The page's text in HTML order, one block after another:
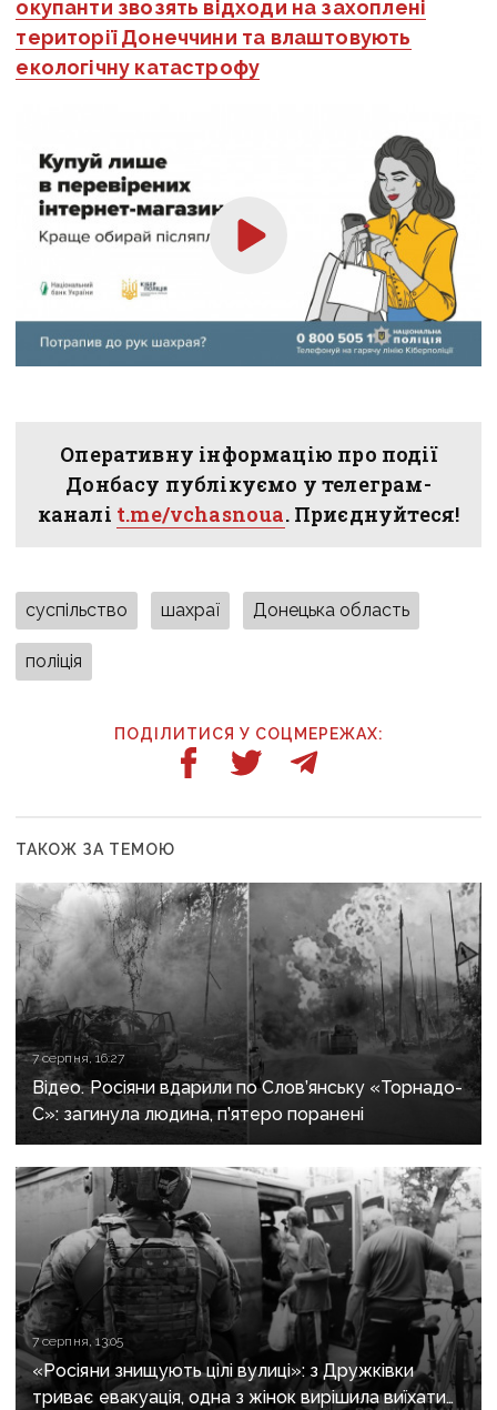
окупанти звозять відходи на захоплені
території Донеччини та влаштовують
екологічну катастрофу
Оперативну інформацію про події
Донбасу публікуємо у телеграм-
каналі t.me/vchasnoua. Приєднуйтеся!
суспільство шахраї Донецька область
поліція
ПОДІЛИТИСЯ У СОЦМЕРЕЖАХ:
ТАКОЖ ЗА ТЕМОЮ
7 серпня, 16:27
Відео. Росіяни вдарили по Слов’янську «Торнадо-
С»: загинула людина, п’ятеро поранені
7 серпня, 13:05
«Росіяни знищують цілі вулиці»: з Дружківки
триває евакуація, одна з жінок вирішила виїхати